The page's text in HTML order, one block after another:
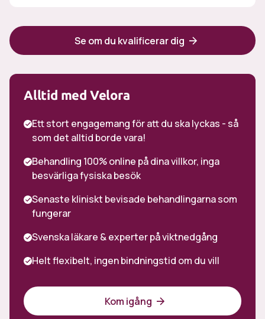
Se om du kvalificerar dig
Alltid med Velora
Ett stort engagemang för att du ska lyckas - så
som det alltid borde vara!
Behandling 100% online på dina villkor, inga
besvärliga fysiska besök
Senaste kliniskt bevisade behandlingarna som
fungerar
Svenska läkare & experter på viktnedgång
Helt flexibelt, ingen bindningstid om du vill
Kom igång